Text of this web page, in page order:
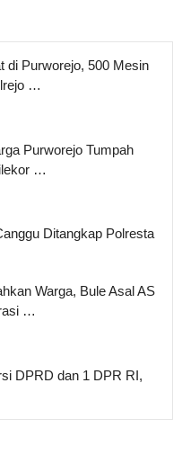
di Purworejo, 500 Mesin
…
Purworejo Tumpah
…
Ditangkap Polresta
Warga, Bule Asal AS
…
DPRD dan 1 DPR RI,